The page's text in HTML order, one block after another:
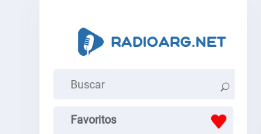
Favoritos